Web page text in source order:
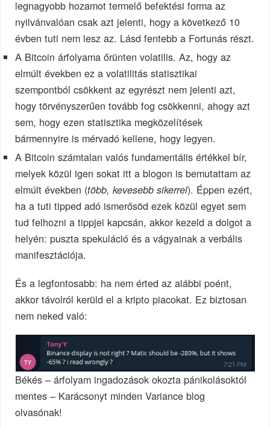
legnagyobb hozamot termelő befektési forma az
nyilvánvalóan csak azt jelenti, hogy a következő 10
évben tuti nem lesz az. Lásd fentebb a Fortunás részt.
A Bitcoin árfolyama őrünten volatilis. Az, hogy az
elmúlt években ez a volatilitás statisztikai
szempontból csökkent az egyrészt nem jelenti azt,
hogy törvényszerűen tovább fog csökkenni, ahogy azt
sem, hogy ezen statisztika megközelítések
bármennyire is mérvadó kellene, hogy legyen.
A Bitcoin számtalan valós fundamentális értékkel bír,
melyek közül igen sokat itt a blogon is bemutattam az
elmúlt években (több, kevesebb sikerrel). Éppen ezért,
ha a tuti tipped adó ismerősöd ezek közül egyet sem
tud felhozni a tippjei kapcsán, akkor kezeld a dolgot a
helyén: puszta spekuláció és a vágyainak a verbális
manifesztációja.
És a legfontosabb: ha nem érted az alábbi poént,
akkor távolról kerüld el a kripto piacokat. Ez biztosan
nem neked való:
Békés – árfolyam ingadozások okozta pánikolásoktól
mentes – Karácsonyt minden Variance blog
olvasónak!